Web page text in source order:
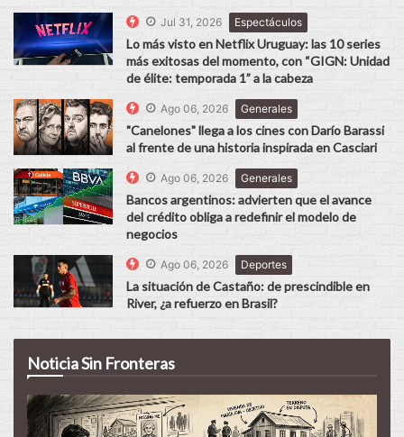
Jul 31, 2026 Espectáculos
Lo más visto en Netflix Uruguay: las 10 series
más exitosas del momento, con “GIGN: Unidad
de élite: temporada 1” a la cabeza
Ago 06, 2026 Generales
"Canelones" llega a los cines con Darío Barassi
al frente de una historia inspirada en Casciari
Ago 06, 2026 Generales
Bancos argentinos: advierten que el avance
del crédito obliga a redefinir el modelo de
negocios
Ago 06, 2026 Deportes
La situación de Castaño: de prescindible en
River, ¿a refuerzo en Brasil?
Noticia Sin Fronteras